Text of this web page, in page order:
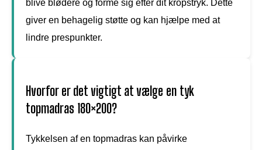
blive blødere og forme sig efter dit kropstryk. Dette
giver en behagelig støtte og kan hjælpe med at
lindre prespunkter.
Hvorfor er det vigtigt at vælge en tyk
topmadras 180×200?
Tykkelsen af en topmadras kan påvirke